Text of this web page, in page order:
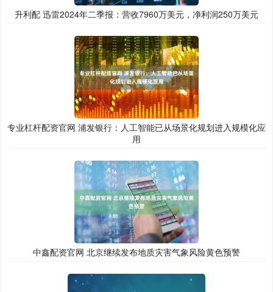
升利配 迅雷2024年二季报：营收7960万美元，净利润250万美元
专业杠杆配资官网 浦发银行：人工智能已从场景化规划进入规模化应
用
中鑫配资官网 北京继续发布地质灾害气象风险黄色预警